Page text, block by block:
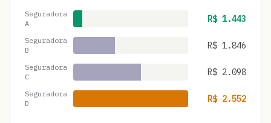
Seguradora
A
R$ 1.443
Seguradora
B
R$ 1.846
Seguradora
C
R$ 2.098
Seguradora
D
R$2.552